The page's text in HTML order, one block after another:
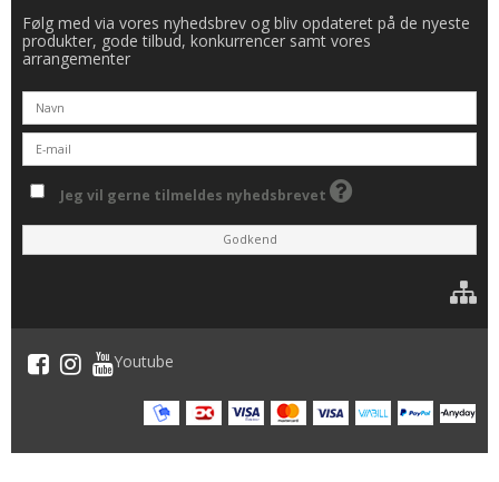
Følg med via vores nyhedsbrev og bliv opdateret på de nyeste
produkter, gode tilbud, konkurrencer samt vores
arrangementer
Jeg vil gerne tilmeldes nyhedsbrevet
Godkend
Youtube